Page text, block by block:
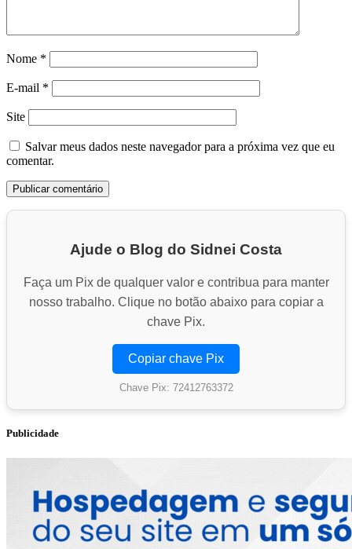
Nome *
E-mail *
Site
Salvar meus dados neste navegador para a próxima vez que eu
comentar.
Ajude o Blog do Sidnei Costa
Faça um Pix de qualquer valor e contribua para manter
nosso trabalho. Clique no botão abaixo para copiar a
chave Pix.
Copiar chave Pix
Chave Pix: 72412763372
Publicidade